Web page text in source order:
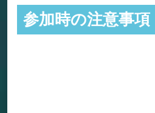
参加時の注意事項